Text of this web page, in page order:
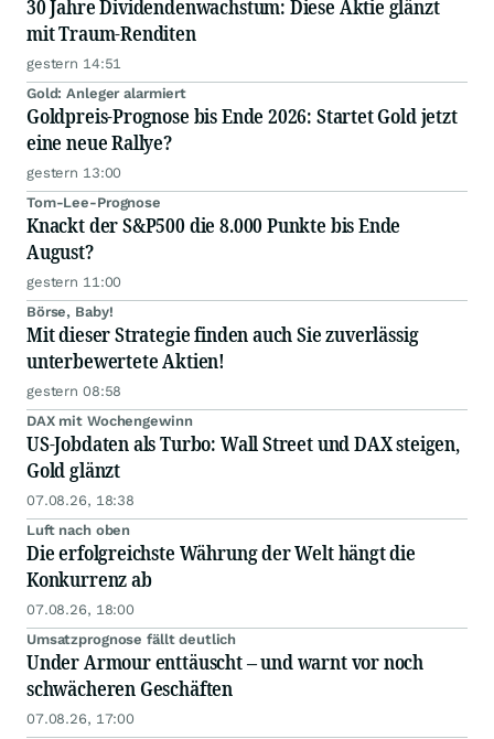
30 Jahre Dividendenwachstum: Diese Aktie glänzt
mit Traum-Renditen
gestern 14:51
Gold: Anleger alarmiert
Goldpreis-Prognose bis Ende 2026: Startet Gold jetzt
eine neue Rallye?
gestern 13:00
Tom-Lee-Prognose
Knackt der S&P500 die 8.000 Punkte bis Ende
August?
gestern 11:00
Börse, Baby!
Mit dieser Strategie finden auch Sie zuverlässig
unterbewertete Aktien!
gestern 08:58
DAX mit Wochengewinn
US-Jobdaten als Turbo: Wall Street und DAX steigen,
Gold glänzt
07.08.26, 18:38
Luft nach oben
Die erfolgreichste Währung der Welt hängt die
Konkurrenz ab
07.08.26, 18:00
Umsatzprognose fällt deutlich
Under Armour enttäuscht – und warnt vor noch
schwächeren Geschäften
07.08.26, 17:00